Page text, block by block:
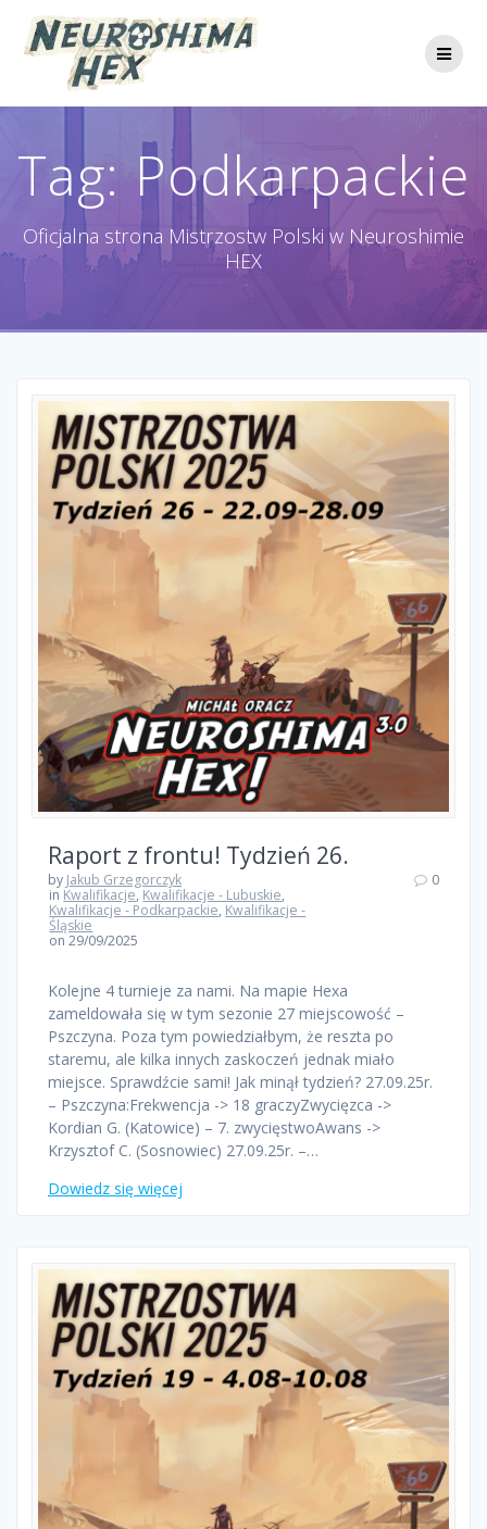
do
treści
Tag:Podkarpackie
Oficjalna strona Mistrzostw Polski w Neuroshimie
HEX
Raport z frontu! Tydzień 26.
by Jakub Grzegorczyk
in Kwalifikacje, Kwalifikacje - Lubuskie,
Kwalifikacje - Podkarpackie, Kwalifikacje -
Śląskie
on 29/09/2025
0
Kolejne 4 turnieje za nami. Na mapie Hexa
zameldowała się w tym sezonie 27 miejscowość –
Pszczyna. Poza tym powiedziałbym, że reszta po
staremu, ale kilka innych zaskoczeń jednak miało
miejsce. Sprawdźcie sami! Jak minął tydzień? 27.09.25r.
– Pszczyna:Frekwencja -> 18 graczyZwycięzca ->
Kordian G. (Katowice) – 7. zwycięstwoAwans ->
Krzysztof C. (Sosnowiec) 27.09.25r. –…
Dowiedz się więcej